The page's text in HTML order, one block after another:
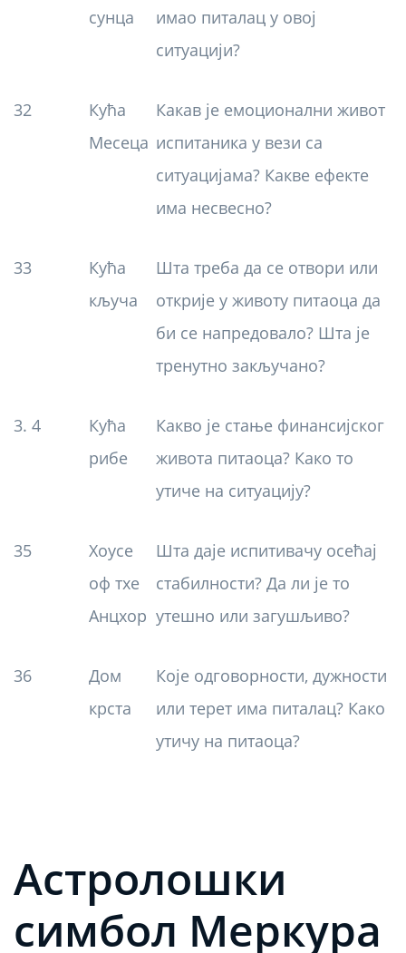
сунца
имао питалац у овој
ситуацији?
32
Кућа
Месеца
Какав је емоционални живот
испитаника у вези са
ситуацијама? Какве ефекте
има несвесно?
33
Кућа
кључа
Шта треба да се отвори или
открије у животу питаоца да
би се напредовало? Шта је
тренутно закључано?
3. 4
Кућа
рибе
Какво је стање финансијског
живота питаоца? Како то
утиче на ситуацију?
35
Хоусе
оф тхе
Анцхор
Шта даје испитивачу осећај
стабилности? Да ли је то
утешно или загушљиво?
36
Дом
крста
Које одговорности, дужности
или терет има питалац? Како
утичу на питаоца?
Астролошки
симбол Меркура